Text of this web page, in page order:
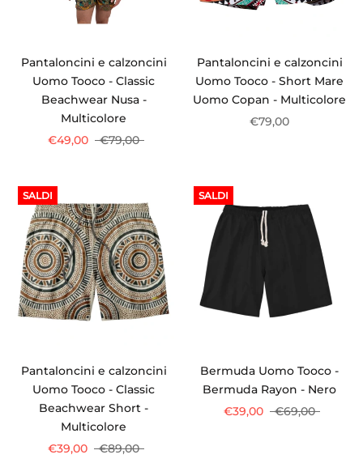
Pantaloncini e calzoncini
Uomo Tooco - Classic
Beachwear Nusa -
Multicolore
€49,00
€79,00
Pantaloncini e calzoncini
Uomo Tooco - Short Mare
Uomo Copan - Multicolore
€79,00
SALDI
Pantaloncini e calzoncini
Uomo Tooco - Classic
Beachwear Short -
Multicolore
€39,00
€89,00
SALDI
Bermuda Uomo Tooco -
Bermuda Rayon - Nero
€39,00
€69,00